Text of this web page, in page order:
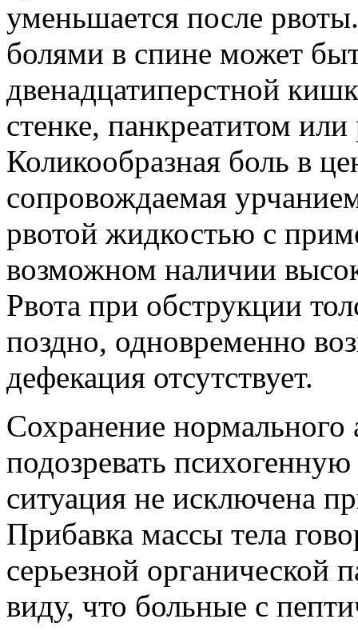
уменьшается после
болями в спине может
двенадцатиперстной
стенке, панкреатитом
Коликообразная боль в
сопровождаемая
рвотой жидкостью с
возможном наличии
Рвота при обструкции
поздно, одновременно
дефекация отсутствует.
Сохранение нормального
подозревать
ситуация не исключена
Прибавка массы тела
серьезной органической
виду, что больные с